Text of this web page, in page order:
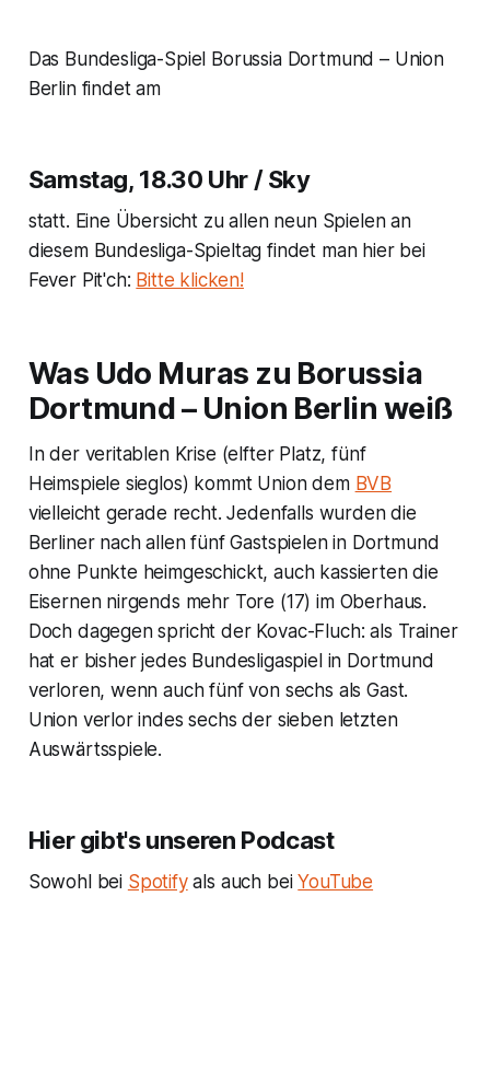
Das Bundesliga-Spiel Borussia Dortmund – Union
Berlin findet am
Samstag, 18.30 Uhr / Sky
statt. Eine Übersicht zu allen neun Spielen an
diesem Bundesliga-Spieltag findet man hier bei
Fever Pit'ch: Bitte klicken!
Was Udo Muras zu Borussia
Dortmund – Union Berlin weiß
In der veritablen Krise (elfter Platz, fünf
Heimspiele sieglos) kommt Union dem BVB
vielleicht gerade recht. Jedenfalls wurden die
Berliner nach allen fünf Gastspielen in Dortmund
ohne Punkte heimgeschickt, auch kassierten die
Eisernen nirgends mehr Tore (17) im Oberhaus.
Doch dagegen spricht der Kovac-Fluch: als Trainer
hat er bisher jedes Bundesligaspiel in Dortmund
verloren, wenn auch fünf von sechs als Gast.
Union verlor indes sechs der sieben letzten
Auswärtsspiele.
Hier gibt's unseren Podcast
Sowohl bei Spotifyals auch beiYouTube